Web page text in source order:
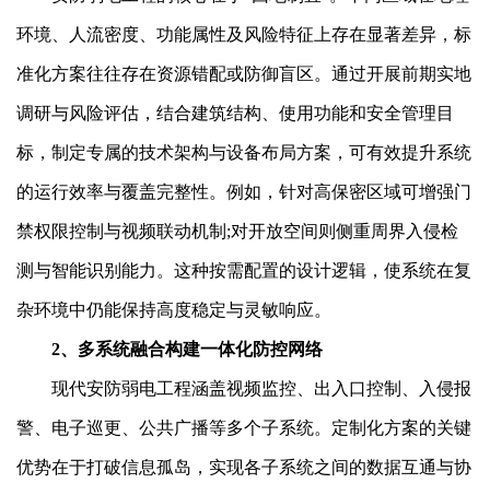
环境、人流密度、功能属性及风险特征上存在显著差异，标
准化方案往往存在资源错配或防御盲区。通过开展前期实地
调研与风险评估，结合建筑结构、使用功能和安全管理目
标，制定专属的技术架构与设备布局方案，可有效提升系统
的运行效率与覆盖完整性。例如，针对高保密区域可增强门
禁权限控制与视频联动机制;对开放空间则侧重周界入侵检
测与智能识别能力。这种按需配置的设计逻辑，使系统在复
杂环境中仍能保持高度稳定与灵敏响应。
2、多系统融合构建一体化防控网络
现代安防弱电工程涵盖视频监控、出入口控制、入侵报
警、电子巡更、公共广播等多个子系统。定制化方案的关键
优势在于打破信息孤岛，实现各子系统之间的数据互通与协